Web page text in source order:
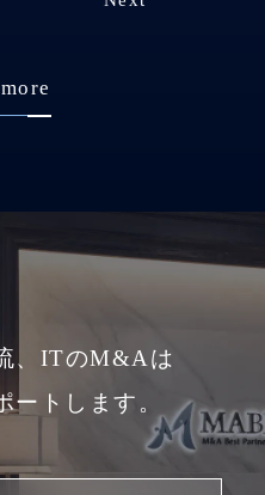
、ITのM&Aは
ートします。